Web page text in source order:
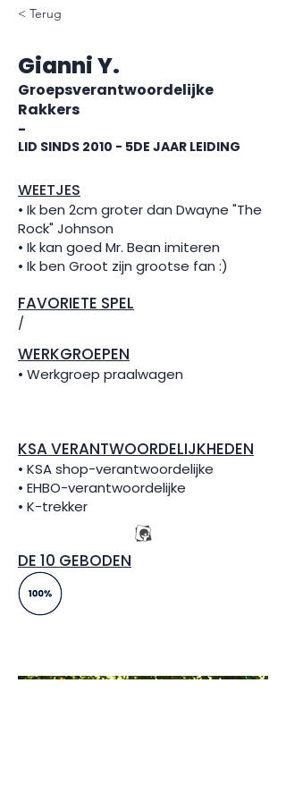
< Terug
Gianni Y.
Groepsverantwoordelijke
Rakkers
-
LID SINDS 2010 - 5DE JAAR LEIDING
WEETJES
• Ik ben 2cm groter dan Dwayne "The
Rock" Johnson
• Ik kan goed Mr. Bean imiteren
• Ik ben Groot zijn grootse fan :)
FAVORIETE SPEL
/
WERKGROEPEN
• Werkgroep praalwagen
KSA VERANTWOORDELIJKHEDEN
• KSA shop-verantwoordelijke
• EHBO-verantwoordelijke
• K-trekker
DE 10 GEBODEN